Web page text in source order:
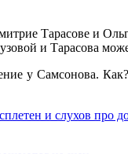
у Самсонова.
и слухов про